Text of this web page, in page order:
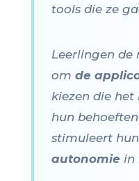
tools die ze
Leerlingen de
om de
kiezen die
hun
stimuleert hun
autonomie in